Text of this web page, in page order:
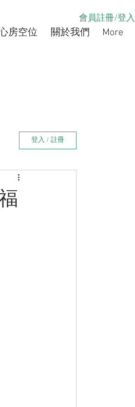
會員註冊/登入
房空位 關於我們 More
登入 / 註冊